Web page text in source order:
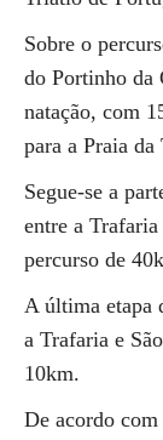
Sobre o
do Portinho da
natação, com
para a Praia da
Segue-se a
entre a
percurso de
A última etapa
a Trafaria e
10km.
De acordo com